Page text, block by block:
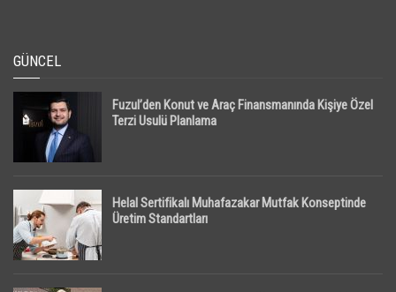
GÜNCEL
Fuzul’den Konut ve Araç Finansmanında Kişiye Özel
Terzi Usulü Planlama
Helal Sertifikalı Muhafazakar Mutfak Konseptinde
Üretim Standartları